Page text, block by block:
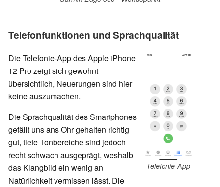
Telefonfunktionen und Sprachqualität
Telefonie-App
Die Telefonie-App des Apple iPhone
12 Pro zeigt sich gewohnt
übersichtlich, Neuerungen sind hier
keine auszumachen.
Die Sprachqualität des Smartphones
gefällt uns ans Ohr gehalten richtig
gut, tiefe Tonbereiche sind jedoch
recht schwach ausgeprägt, weshalb
das Klangbild ein wenig an
Natürlichkeit vermissen lässt. Die